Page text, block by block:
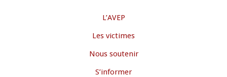
L’AVEP
Les victimes
Nous soutenir
S’informer